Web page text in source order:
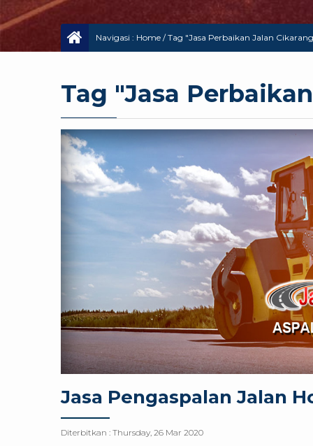
Navigasi : Home /Tag "Jasa Perbaikan Jalan
Tag "Jasa
Jasa Pengaspalan Jalan
Diterbitkan : Thursday, 26 Mar 2020